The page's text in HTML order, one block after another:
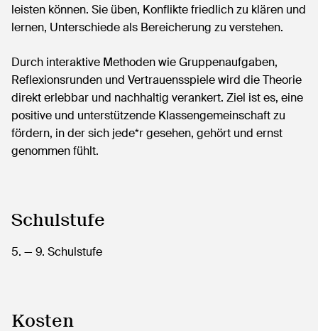
leisten können. Sie üben, Konflikte friedlich zu klären und
lernen, Unterschiede als Bereicherung zu verstehen.
Durch interaktive Methoden wie Gruppenaufgaben,
Reflexionsrunden und Vertrauensspiele wird die Theorie
direkt erlebbar und nachhaltig verankert. Ziel ist es, eine
positive und unterstützende Klassengemeinschaft zu
fördern, in der sich jede*r gesehen, gehört und ernst
genommen fühlt.
Schulstufe
5. — 9. Schulstufe
Kosten